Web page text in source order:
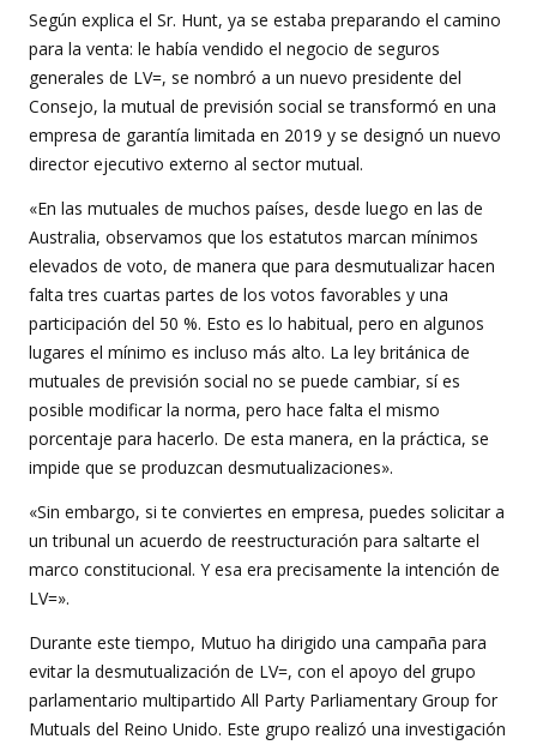
Según explica el Sr. Hunt, ya se estaba preparando el camino
para la venta: le había vendido el negocio de seguros
generales de LV=, se nombró a un nuevo presidente del
Consejo, la mutual de previsión social se transformó en una
empresa de garantía limitada en 2019 y se designó un nuevo
director ejecutivo externo al sector mutual.
«En las mutuales de muchos países, desde luego en las de
Australia, observamos que los estatutos marcan mínimos
elevados de voto, de manera que para desmutualizar hacen
falta tres cuartas partes de los votos favorables y una
participación del 50 %. Esto es lo habitual, pero en algunos
lugares el mínimo es incluso más alto. La ley británica de
mutuales de previsión social no se puede cambiar, sí es
posible modificar la norma, pero hace falta el mismo
porcentaje para hacerlo. De esta manera, en la práctica, se
impide que se produzcan desmutualizaciones».
«Sin embargo, si te conviertes en empresa, puedes solicitar a
un tribunal un acuerdo de reestructuración para saltarte el
marco constitucional. Y esa era precisamente la intención de
LV=».
Durante este tiempo, Mutuo ha dirigido una campaña para
evitar la desmutualización de LV=, con el apoyo del grupo
parlamentario multipartido All Party Parliamentary Group for
Mutuals del Reino Unido. Este grupo realizó una investigación